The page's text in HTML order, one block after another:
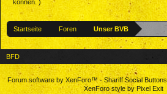
können. )
Startseite Foren Unser BVB
BFD
Forum software by XenForo™-Shariff Social Buttons
XenForo style by Pixel Exit